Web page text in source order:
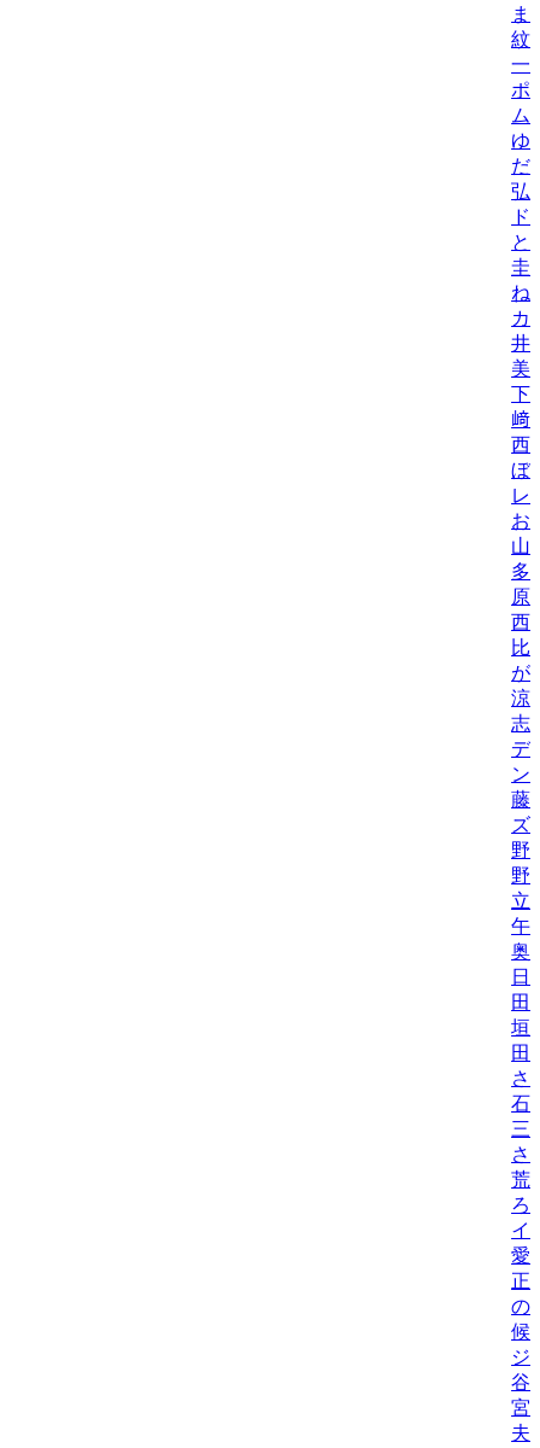
ま
紋/
一
ポ
ム
ゆ
だ
弘
ド
と
圭/
ね
カ
井
美/
下
﨑
西
ぼ/
レ
お
山
多
原
西
比
が
涼/
志
デ
ン
藤
ズ
野
野
立
午
奥
日
田
垣
田
さ
石
三
さ
荒
ろ
イ
愛
正
の
候/
ジ
谷
宮
夫